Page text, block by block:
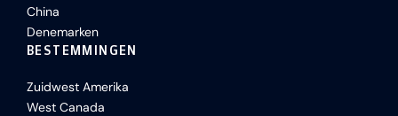
China
Denemarken
BESTEMMINGEN
Zuidwest Amerika
West Canada